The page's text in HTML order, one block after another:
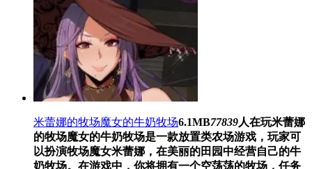
米蕾娜的牧场魔女的牛奶牧场6.1MB77839人在玩米蕾娜
的牧场魔女的牛奶牧场是一款放置类农场游戏，玩家可
以扮演牧场魔女米蕾娜，在美丽的田园中经营自己的牛
奶牧场。在游戏中，你将拥有一个空荡荡的牧场，任务